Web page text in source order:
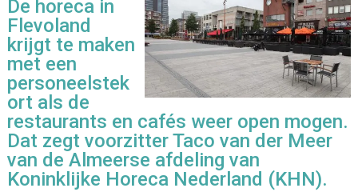
De horeca in
Flevoland
krijgt te maken
met een
personeelstek
ort als de
restaurants en cafés weer open mogen.
Dat zegt voorzitter Taco van der Meer
van de Almeerse afdeling van
Koninklijke Horeca Nederland (KHN).